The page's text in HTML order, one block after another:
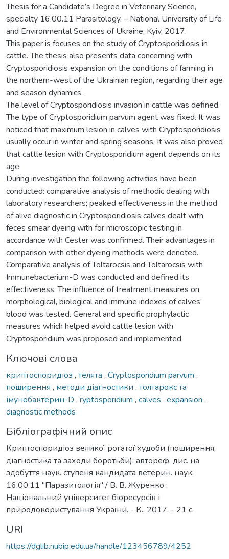
Thesis for a Candidate’s Degree in Veterinary Science,
specialty 16.00.11 Parasitology. – National University of Life
and Environmental Sciences of Ukraine, Kyiv, 2017.
This paper is focuses on the study of Cryptosporidiosis in
cattle. The thesis also presents data concerning with
Cryptosporidiosis expansion on the conditions of farming in
the northern-west of the Ukrainian region, regarding their age
and season dynamics.
The level of Cryptosporidiosis invasion in cattle was defined.
The type of Cryptosporidium parvum agent was fixed. It was
noticed that maximum lesion in calves with Cryptosporidiosis
usually occur in winter and spring seasons. It was also proved
that cattle lesion with Cryptosporidium agent depends on its
age.
During investigation the following activities have been
conducted: comparative analysis of methodic dealing with
laboratory researchers; peaked effectiveness in the method
of alive diagnostic in Cryptosporidiosis calves dealt with
feces smear dyeing with for microscopic testing in
accordance with Cester was confirmed. Their advantages in
comparison with other dyeing methods were denoted.
Comparative analysis of Toltarocsis and Toltarocsis with
Immunebacterium-D was conducted and defined its
effectiveness. The influence of treatment measures on
morphological, biological and immune indexes of calves’
blood was tested. General and specific prophylactic
measures which helped avoid cattle lesion with
Cryptosporidium was proposed and implemented
Ключові слова
криптоспоридіоз , телята , Cryptosporidium parvum ,
поширення , методи діагностики , толтарокс та
імунобактерин-D , ryptosporidium , calves , expansion ,
diagnostic methods
Бібліографічний опис
Криптоспоридіоз великої рогатої худоби (поширення,
діагностика та заходи боротьби): автореф. дис. на
здобуття наук. ступеня кандидата ветерин. наук:
16.00.11 "Паразитологія" / В. В. Журенко ;
Національний університет біоресурсів і
природокористування України. - К., 2017. - 21 с.
URI
https://dglib.nubip.edu.ua/handle/123456789/4252